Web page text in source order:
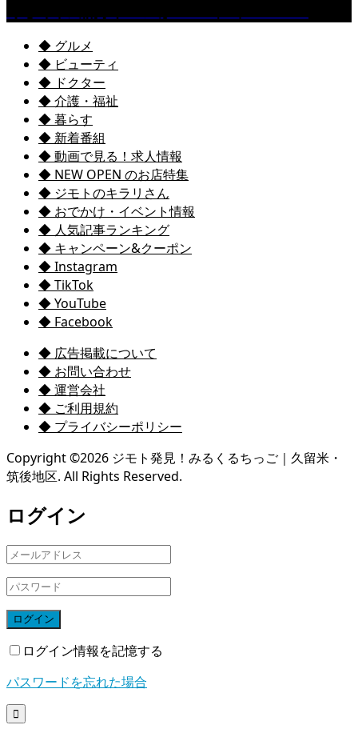
◆ グルメ
◆ ビューティ
◆ ドクター
◆ 介護・福祉
◆ 暮らす
◆ 新着番組
◆ 動画で見る！求人情報
◆ NEW OPEN のお店特集
◆ ジモトのキラリさん
◆ おでかけ・イベント情報
◆ 人気記事ランキング
◆ キャンペーン&クーポン
◆ Instagram
◆ TikTok
◆ YouTube
◆ Facebook
◆ 広告掲載について
◆ お問い合わせ
◆ 運営会社
◆ ご利用規約
◆ プライバシーポリシー
Copyright ©2026 ジモト発見！みるくるちっご｜久留米・
筑後地区. All Rights Reserved.
ログイン
ログイン
ログイン情報を記憶する
パスワードを忘れた場合
